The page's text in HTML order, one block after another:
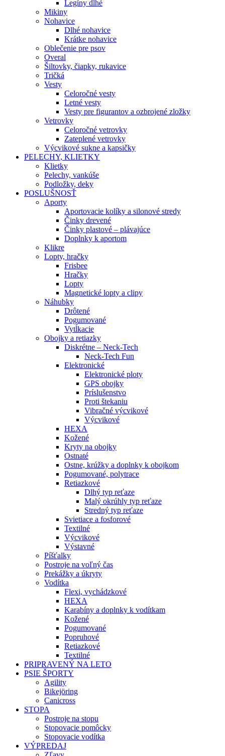
Legíny dlhé
Mikiny
Nohavice
Dlhé nohavice
Krátke nohavice
Oblečenie pre psov
Overal
Šiltovky, čiapky, rukavice
Tričká
Vesty
Celoročné vesty
Letné vesty
Vesty pre figurantov a ozbrojené zložky
Vetrovky
Celoročné vetrovky
Zateplené vetrovky
Výcvikové sukne a kapsičky
PELECHY, KLIETKY
Klietky
Pelechy, vankúše
Podložky, deky
POSLUŠNOSŤ
Aporty
Aportovacie kolíky a silonové stredy
Činky drevené
Činky plastové – plávajúce
Doplnky k aportom
Klikre
Lopty, hračky
Frisbee
Hračky
Lopty
Magnetické lopty a clipy
Náhubky
Drôtené
Pogumované
Vytĺkacie
Obojky a retiazky
Diskrétne – Neck-Tech
Neck-Tech Fun
Elektronické
Elektronické ploty
GPS obojky
Príslušenstvo
Proti štekaniu
Vibračné výcvikové
Výcvikové
HEXA
Kožené
Kryty na obojky
Ostnaté
Ostne, krúžky a doplnky k obojkom
Pogumované, polytrace
Retiazkové
Dlhý typ reťaze
Malý okrúhly typ reťaze
Stredný typ reťaze
Svietiace a fosforové
Textilné
Výcvikové
Výstavné
Píšťalky
Postroje na voľný čas
Prekážky a úkryty
Vodítka
Flexi, vychádzkové
HEXA
Karabíny a doplnky k vodítkam
Kožené
Pogumované
Popruhové
Retiazkové
Textilné
PRIPRAVENÝ NA LETO
PSIE ŠPORTY
Agility
Bikejöring
Canicross
STOPA
Postroje na stopu
Stopovacie pomôcky
Stopovacie vodítka
VÝPREDAJ